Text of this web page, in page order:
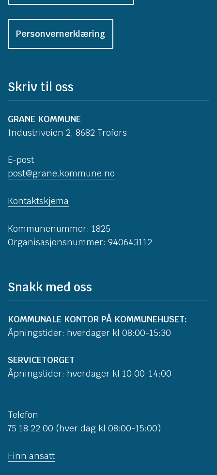
Personvernerklæring
Skriv til oss
GRANE KOMMUNE
Industriveien 2, 8682 Trofors
E-post
post@grane.kommune.no
Kontaktskjema
Kommunenummer: 1825
Organisasjonsnummer: 940643112
Snakk med oss
KOMMUNALE KONTOR PÅ KOMMUNEHUSET:
Åpningstider: hverdager kl 08:00-15:30
SERVICETORGET
Åpningstider: hverdager kl 10:00-14:00
Telefon
75 18 22 00 (hver dag kl 08:00-15:00)
Finn ansatt